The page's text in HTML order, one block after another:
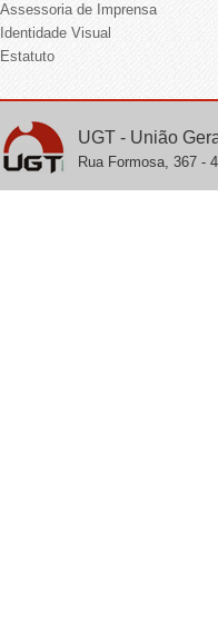
Assessoria de Imprensa
Identidade Visual
Estatuto
UGT - União
Rua Formosa, 367 -